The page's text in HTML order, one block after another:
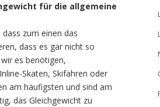
für die allgemeine
zum einen das
dass es gar nicht so
es benötigen,
Skaten, Skifahren oder
am häufigsten und sind am
das Gleichgewicht zu